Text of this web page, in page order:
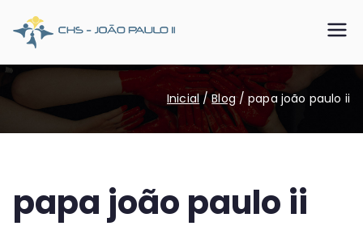
para
conteúdo
CHS João
Paulo II
Somos o SUS que dá certo
Inicial Blog papa joão paulo ii
papa joão paulo ii